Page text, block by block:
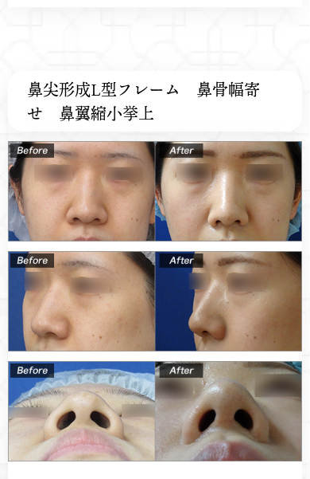
鼻尖形成L型フレーム 鼻骨幅寄
せ 鼻翼縮小挙上